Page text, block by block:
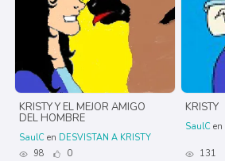
KRISTY Y EL MEJOR AMIGO
DEL HOMBRE
SaulC en DESVISTAN A KRISTY
98
0
KRISTY
SaulC en
131